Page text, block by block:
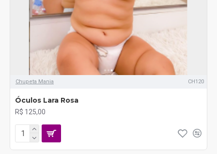
Chupeta Mania CH120
Óculos Lara Rosa
R$ 125,00